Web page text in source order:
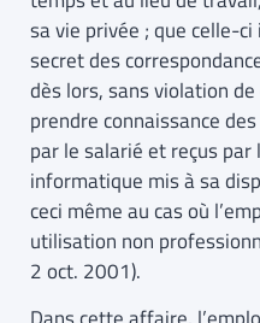
sa vie privée ; que celle-
secret des
dès lors, sans violation
prendre connaissance
par le salarié et reçus par
informatique mis à sa
ceci même au cas où
utilisation non
2 oct. 2001).